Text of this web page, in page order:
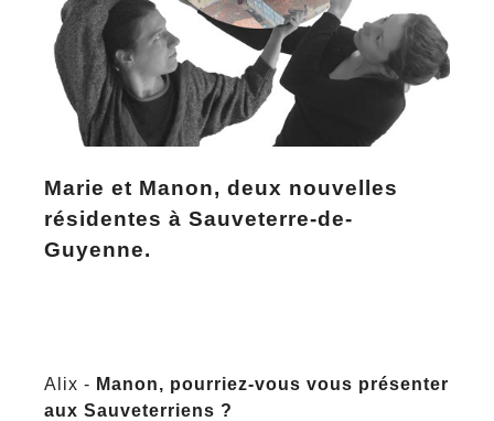
Marie et Manon, deux nouvelles
résidentes à Sauveterre-de-
Guyenne.
Alix - Manon, pourriez-vous vous présenter
aux Sauveterriens ?